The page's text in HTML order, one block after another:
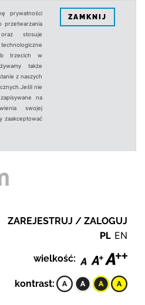
prywatności
przetwarzania
stosuje
trzecich w
także
z naszych
nie
na
swojej
zaakceptować
ZAMKNIJ
ZAREJESTRUJ / ZALOGUJ
PL EN
wielkość:
kontrast: